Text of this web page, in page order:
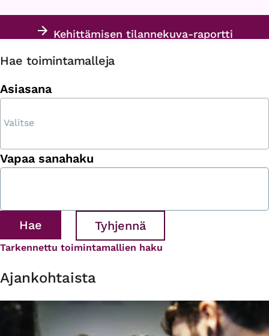
Kehittämisen tilannekuva-raportti
Hae toimintamalleja
Asiasana
Vapaa sanahaku
Tarkennettu toimintamallien haku
Ajankohtaista